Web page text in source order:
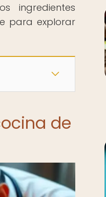
ingredientes
para explorar
de